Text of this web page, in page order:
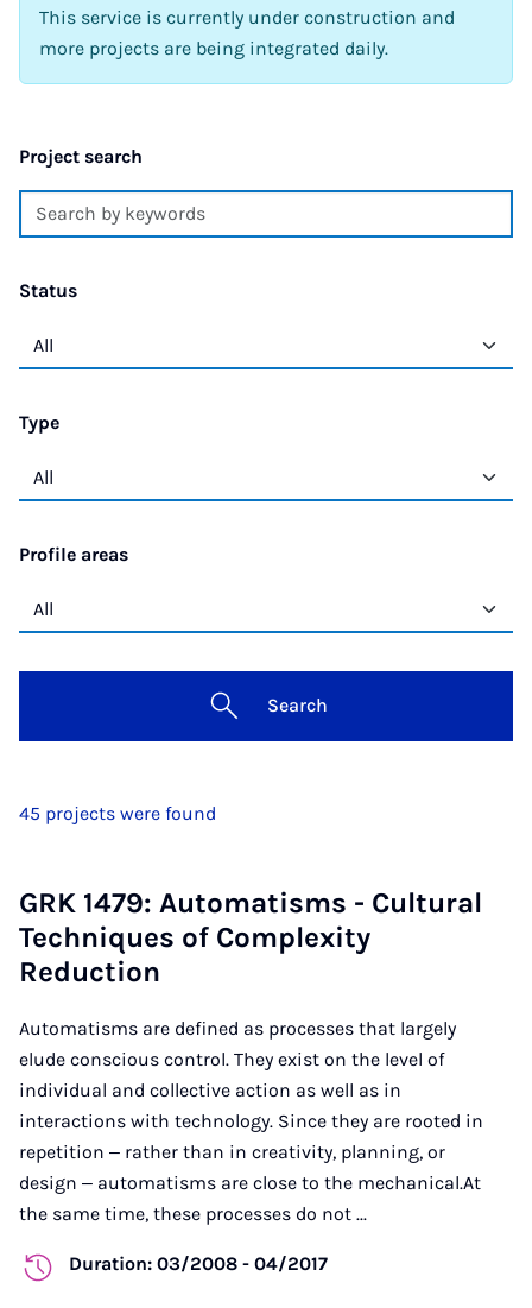
This service is currently under construction and
more projects are being integrated daily.
Project search
Status
Type
Profile areas
Search
45 projects were found
GRK 1479: Automatisms - Cultural
Techniques of Complexity
Reduction
Automatisms are defined as processes that largely
elude conscious control. They exist on the level of
individual and collective action as well as in
interactions with technology. Since they are rooted in
repetition ‒ rather than in creativity, planning, or
design ‒ automatisms are close to the mechanical.At
the same time, these processes do not ...
Duration: 03/2008 - 04/2017